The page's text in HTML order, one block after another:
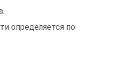
определяется по